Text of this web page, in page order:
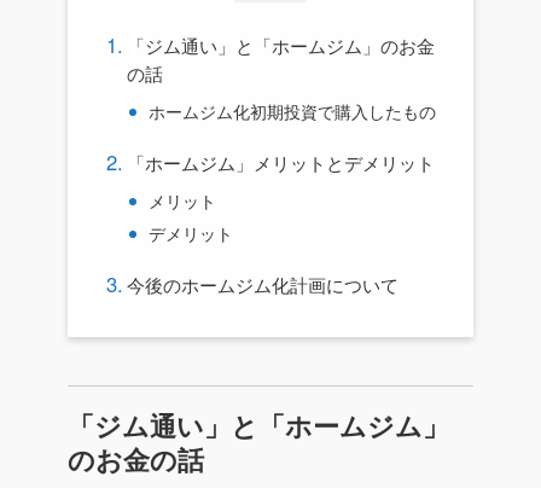
「ジム通い」と「ホームジム」のお金
の話
ホームジム化初期投資で購入したもの
「ホームジム」メリットとデメリット
メリット
デメリット
今後のホームジム化計画について
「ジム通い」と「ホームジム」
のお金の話